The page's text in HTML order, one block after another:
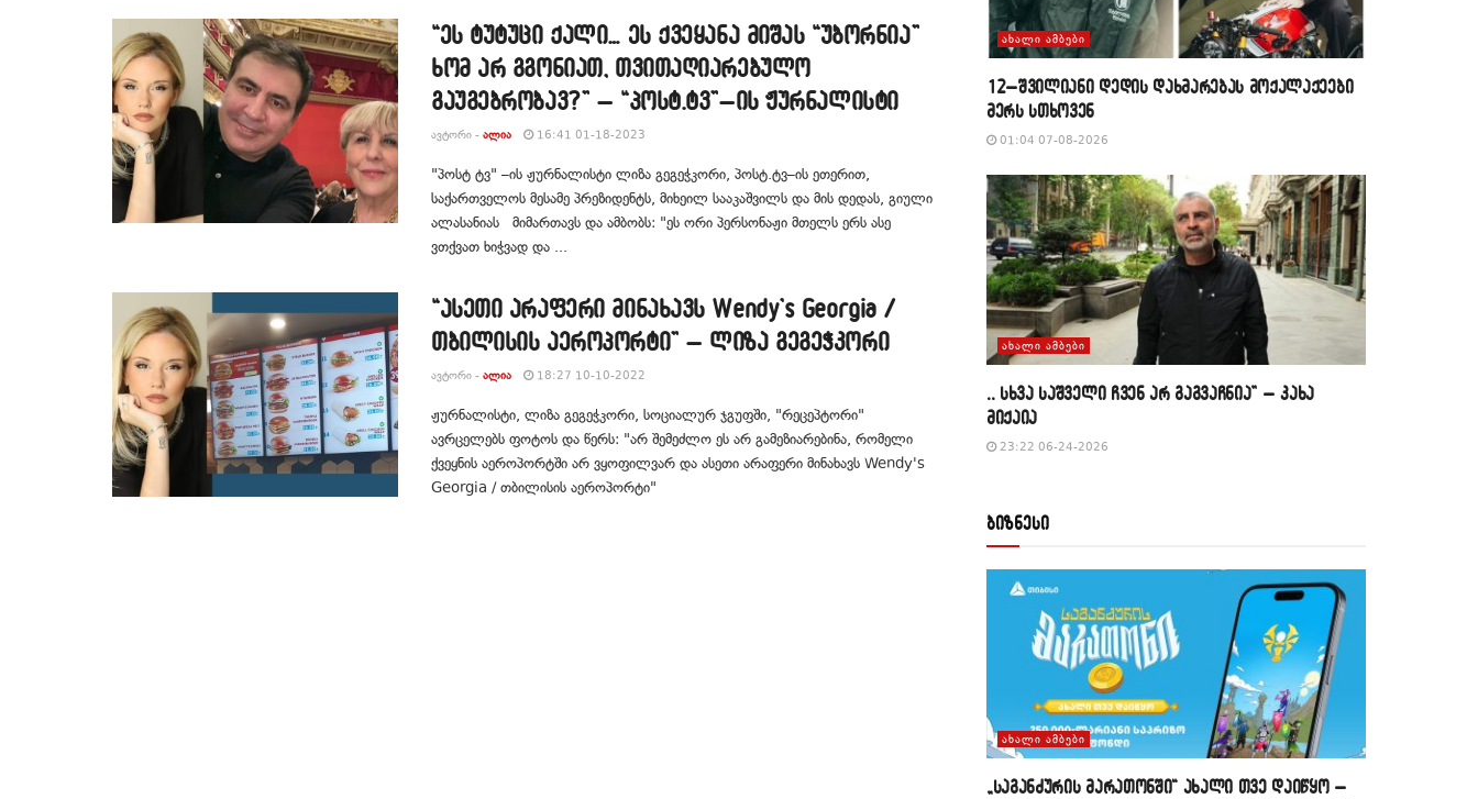
“ეს ტუტუცი ქალი… ეს ქვეყანა მიშას “უბორნია”
ხომ არ გგონიათ, თვითაღიარებულო
გაუგებრობავ?” – “პოსტ.ტვ”–ის ჟურნალისტი
ᲐᲕᲢᲝᲠᲘ - ᲐᲚᲘᲐ 16:41 01-18-2023
"პოსტ ტვ" –ის ჟურნალისტი ლიზა გეგეჭკორი, პოსტ.ტვ–ის ეთერით,
საქართველოს მესამე პრეზიდენტს, მიხეილ სააკაშვილს და მის დედას, გიული
ალასანიას მიმართავს და ამბობს: "ეს ორი პერსონაჟი მთელს ერს ასე
ვთქვათ ხიჭვად და ...
“ასეთი არაფერი მინახავს Wendy’s Georgia /
თბილისის აეროპორტი” – ლიზა გეგეჭკორი
ᲐᲕᲢᲝᲠᲘ - ᲐᲚᲘᲐ 18:27 10-10-2022
ჟურნალისტი, ლიზა გეგეჭკორი, სოციალურ ჯგუფში, "რეცეპტორი"
ავრცელებს ფოტოს და წერს: "არ შემეძლო ეს არ გამეზიარებინა, რომელი
ქვეყნის აეროპორტში არ ვყოფილვარ და ასეთი არაფერი მინახავს Wendy's
Georgia / თბილისის აეროპორტი"
ᲐᲮᲐᲚᲘ ᲐᲛᲑᲔᲑᲘ
12–შვილიანი დედის დახმარებას მოქალაქეები
მერს სთხოვენ
01:04 07-08-2026
ᲐᲮᲐᲚᲘ ᲐᲛᲑᲔᲑᲘ
,, სხვა საშველი ჩვენ არ გაგვაჩნია” – კახა
მიქაია
23:22 06-24-2026
ბიზნესი
ᲐᲮᲐᲚᲘ ᲐᲛᲑᲔᲑᲘ
„საგანძურის მარათონში“ ახალი თვე დაიწყო –